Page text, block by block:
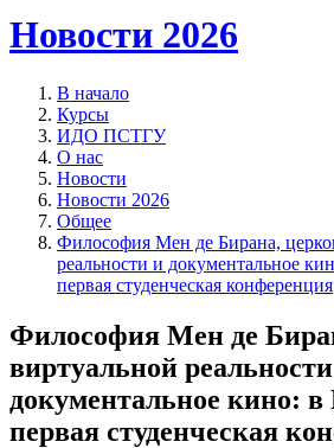
Новости 2026
В начало
Курсы
ИДО ПСТГУ
О нас
Новости
Новости 2026
Общее
Философия Мен де Бирана,
реальности и документальное
первая студенческая конференция
Философия Мен де
виртуальной
документальное кино:
первая студенческая